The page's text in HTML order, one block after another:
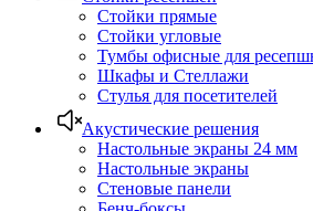
Стойки прямые
Стойки угловые
Тумбы офисные для
Шкафы и Стеллажи
Стулья для посетителей
Акустические решения
Настольные экраны 24 мм
Настольные экраны
Стеновые панели